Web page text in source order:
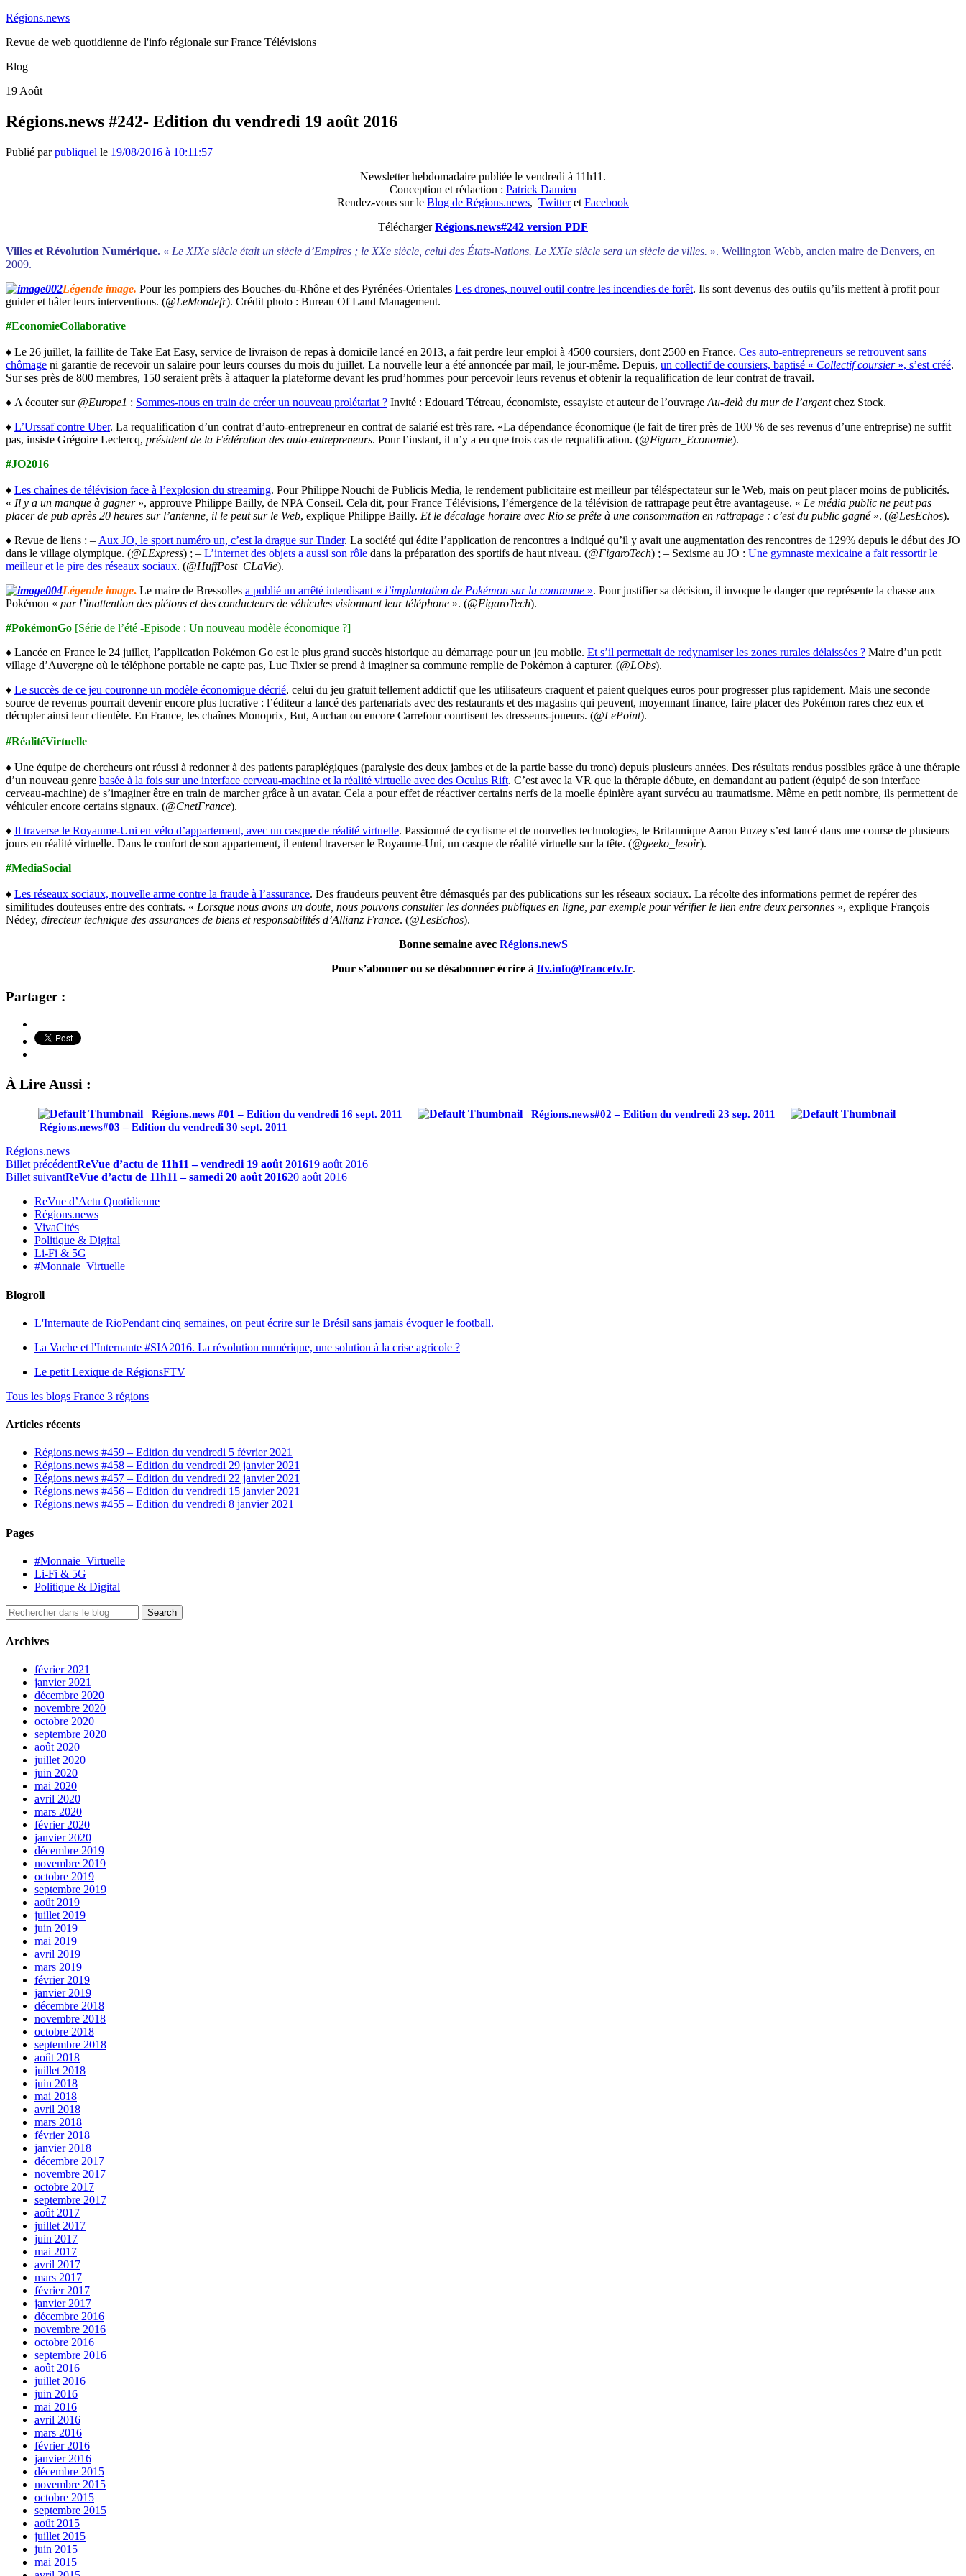
Régions.news
Revue de web quotidienne de l'info régionale sur France Télévisions
Blog
19 Août
Régions.news #242- Edition du vendredi 19 août 2016
Publié parpubliquel le 19/08/2016 à 10:11:57
Newsletter hebdomadaire publiée le vendredi à 11h11.
Conception et rédaction : Patrick Damien
Rendez-vous sur le Blog de Régions.news, Twitteret Facebook
TéléchargerRégions.news#242 version PDF
Villes et Révolution Numérique. « Le XIXe siècle était un siècle d’Empires ; le XXe siècle, celui des États-Nations. Le XXIe siècle sera un siècle de villes. ». Wellington Webb, ancien maire de Denvers, en
2009.
Légende image. Pour les pompiers des Bouches-du-Rhône et des Pyrénées-Orientales Les drones, nouvel outil contre les incendies de forêt. Ils sont devenus des outils qu’ils mettent à profit pour
guider et hâter leurs interventions. (@LeMondefr). Crédit photo : Bureau Of Land Management.
#EconomieCollaborative
♦ Le 26 juillet, la faillite de Take Eat Easy, service de livraison de repas à domicile lancé en 2013, a fait perdre leur emploi à 4500 coursiers, dont 2500 en France. Ces auto-entrepreneurs se retrouvent sans
chômage ni garantie de recevoir un salaire pour leurs courses du mois du juillet. La nouvelle leur a été annoncée par mail, le jour-même. Depuis, un collectif de coursiers, baptisé « Collectif coursier», s’est créé.
Sur ses près de 800 membres, 150 seraient prêts à attaquer la plateforme devant les prud’hommes pour percevoir leurs revenus et obtenir la requalification de leur contrat de travail.
♦ A écouter sur @Europe1 : Sommes-nous en train de créer un nouveau prolétariat ? Invité : Edouard Tétreau, économiste, essayiste et auteur de l’ouvrage Au-delà du mur de l’argentchez Stock.
♦ L’Urssaf contre Uber. La requalification d’un contrat d’auto-entrepreneur en contrat de salarié est très rare. «La dépendance économique (le fait de tirer près de 100 % de ses revenus d’une entreprise) ne suffit
pas, insiste Grégoire Leclercq, président de la Fédération des auto-entrepreneurs. Pour l’instant, il n’y a eu que trois cas de requalification. (@Figaro_Economie).
#JO2016
♦ Les chaînes de télévision face à l’explosion du streaming. Pour Philippe Nouchi de Publicis Media, le rendement publicitaire est meilleur par téléspectateur sur le Web, mais on peut placer moins de publicités.
« Il y a un manque à gagner», approuve Philippe Bailly, de NPA Conseil. Cela dit, pour France Télévisions, l’émergence de la télévision de rattrapage peut être avantageuse. « Le média public ne peut pas
placer de pub après 20 heures sur l’antenne, il le peut sur le Web, explique Philippe Bailly. Et le décalage horaire avec Rio se prête à une consommation en rattrapage : c’est du public gagné». (@LesEchos).
♦ Revue de liens : – Aux JO, le sport numéro un, c’est la drague sur Tinder. La société qui édite l’application de rencontres a indiqué qu’il y avait une augmentation des rencontres de 129% depuis le début des JO
dans le village olympique. (@LExpress) ; – L’internet des objets a aussi son rôle dans la préparation des sportifs de haut niveau. (@FigaroTech) ; – Sexisme au JO : Une gymnaste mexicaine a fait ressortir le
meilleur et le pire des réseaux sociaux. (@HuffPost_CLaVie).
Légende image. Le maire de Bressolles a publié un arrêté interdisant « l’implantation de Pokémon sur la commune ». Pour justifier sa décision, il invoque le danger que représente la chasse aux
Pokémon « par l’inattention des piétons et des conducteurs de véhicules visionnant leur téléphone ». (@FigaroTech).
#PokémonGo [Série de l’été -Episode : Un nouveau modèle économique ?]
♦ Lancée en France le 24 juillet, l’application Pokémon Go est le plus grand succès historique au démarrage pour un jeu mobile. Et s’il permettait de redynamiser les zones rurales délaissées ? Maire d’un petit
village d’Auvergne où le téléphone portable ne capte pas, Luc Tixier se prend à imaginer sa commune remplie de Pokémon à capturer. (@LObs).
♦ Le succès de ce jeu couronne un modèle économique décrié, celui du jeu gratuit tellement addictif que les utilisateurs craquent et paient quelques euros pour progresser plus rapidement. Mais une seconde
source de revenus pourrait devenir encore plus lucrative : l’éditeur a lancé des partenariats avec des restaurants et des magasins qui peuvent, moyennant finance, faire placer des Pokémon rares chez eux et
décupler ainsi leur clientèle. En France, les chaînes Monoprix, But, Auchan ou encore Carrefour courtisent les dresseurs-joueurs. (@LePoint).
#RéalitéVirtuelle
♦ Une équipe de chercheurs ont réussi à redonner à des patients paraplégiques (paralysie des deux jambes et de la partie basse du tronc) depuis plusieurs années. Des résultats rendus possibles grâce à une thérapie
d’un nouveau genre basée à la fois sur une interface cerveau-machine et la réalité virtuelle avec des Oculus Rift. C’est avec la VR que la thérapie débute, en demandant au patient (équipé de son interface
cerveau-machine) de s’imaginer être en train de marcher grâce à un avatar. Cela a pour effet de réactiver certains nerfs de la moelle épinière ayant survécu au traumatisme. Même en petit nombre, ils permettent de
véhiculer encore certains signaux. (@CnetFrance).
♦ Il traverse le Royaume-Uni en vélo d’appartement, avec un casque de réalité virtuelle. Passionné de cyclisme et de nouvelles technologies, le Britannique Aaron Puzey s’est lancé dans une course de plusieurs
jours en réalité virtuelle. Dans le confort de son appartement, il entend traverser le Royaume-Uni, un casque de réalité virtuelle sur la tête. (@geeko_lesoir).
#MediaSocial
♦ Les réseaux sociaux, nouvelle arme contre la fraude à l’assurance. Des fraudeurs peuvent être démasqués par des publications sur les réseaux sociaux. La récolte des informations permet de repérer des
similitudes douteuses entre des contrats. « Lorsque nous avons un doute, nous pouvons consulter les données publiques en ligne, par exemple pour vérifier le lien entre deux personnes », explique François
Nédey, directeur technique des assurances de biens et responsabilités d’Allianz France. (@LesEchos).
Bonne semaine avec Régions.newS
Pour s’abonner ou se désabonner écrire à ftv.info@francetv.fr.
Partager :
À Lire Aussi :
Régions.news #01 – Edition du vendredi 16 sept. 2011
Régions.news#02 – Edition du vendredi 23 sep. 2011
Régions.news#03 – Edition du vendredi 30 sept. 2011
Régions.news
Billet précédentReVue d’actu de 11h11 – vendredi 19 août 201619 août 2016
Billet suivantReVue d’actu de 11h11 – samedi 20 août 201620 août 2016
ReVue d’Actu Quotidienne
Régions.news
VivaCités
Politique & Digital
Li-Fi & 5G
#Monnaie_Virtuelle
Blogroll
L'Internaute de RioPendant cinq semaines, on peut écrire sur le Brésil sans jamais évoquer le football.
La Vache et l'Internaute #SIA2016. La révolution numérique, une solution à la crise agricole ?
Le petit Lexique de RégionsFTV
Tous les blogs France 3 régions
Articles récents
Régions.news #459 – Edition du vendredi 5 février 2021
Régions.news #458 – Edition du vendredi 29 janvier 2021
Régions.news #457 – Edition du vendredi 22 janvier 2021
Régions.news #456 – Edition du vendredi 15 janvier 2021
Régions.news #455 – Edition du vendredi 8 janvier 2021
Pages
#Monnaie_Virtuelle
Li-Fi & 5G
Politique & Digital
Archives
février 2021
janvier 2021
décembre 2020
novembre 2020
octobre 2020
septembre 2020
août 2020
juillet 2020
juin 2020
mai 2020
avril 2020
mars 2020
février 2020
janvier 2020
décembre 2019
novembre 2019
octobre 2019
septembre 2019
août 2019
juillet 2019
juin 2019
mai 2019
avril 2019
mars 2019
février 2019
janvier 2019
décembre 2018
novembre 2018
octobre 2018
septembre 2018
août 2018
juillet 2018
juin 2018
mai 2018
avril 2018
mars 2018
février 2018
janvier 2018
décembre 2017
novembre 2017
octobre 2017
septembre 2017
août 2017
juillet 2017
juin 2017
mai 2017
avril 2017
mars 2017
février 2017
janvier 2017
décembre 2016
novembre 2016
octobre 2016
septembre 2016
août 2016
juillet 2016
juin 2016
mai 2016
avril 2016
mars 2016
février 2016
janvier 2016
décembre 2015
novembre 2015
octobre 2015
septembre 2015
août 2015
juillet 2015
juin 2015
mai 2015